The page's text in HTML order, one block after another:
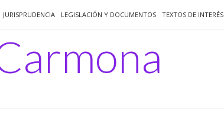
JURISPRUDENCIA LEGISLACIÓN Y DOCUMENTOS TEXTOS DE INTERÉS